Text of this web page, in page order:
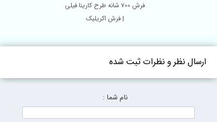
فرش 700 شانه طرح کارینا فیلی
| فرش اکریلیک
ارسال نظر و نظرات ثبت شده
نام شما :